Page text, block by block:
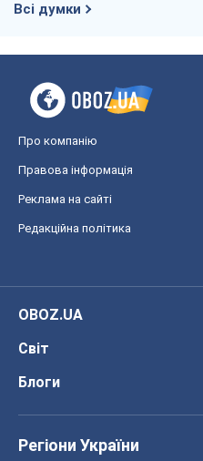
Всі думки
Про компанію
Правова інформація
Реклама на сайті
Редакційна політика
OBOZ.UA
Світ
Блоги
Регіони України